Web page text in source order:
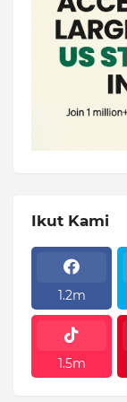
Ikut Kami
1.2m
1.5m